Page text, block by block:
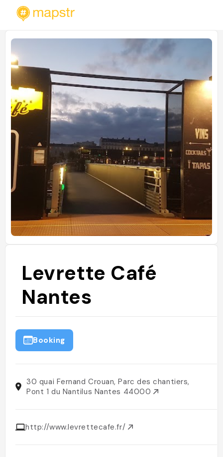
Levrette Café
Nantes
Booking
30 quai Fernand Crouan, Parc des chantiers,
Pont 1 du Nantilus Nantes 44000
http://www.levrettecafe.fr/